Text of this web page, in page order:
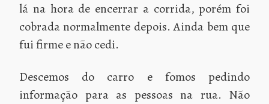
lá na hora de encerrar a corrida, porém foi
cobrada normalmente depois. Ainda bem que
fui firme e não cedi.
Descemos do carro e fomos pedindo
informação para as pessoas na rua. Não